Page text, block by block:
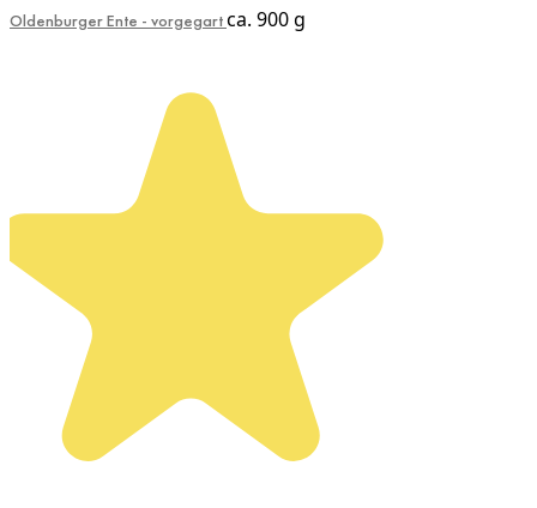
Oldenburger Ente - vorgegartca. 900 g